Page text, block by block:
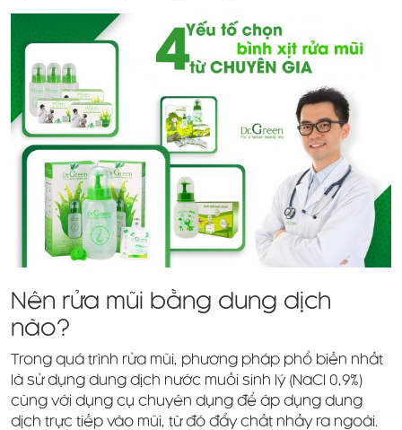
Nên rửa mũi bằng dung dịch
nào?
Trong quá trình rửa mũi, phương pháp phổ biến nhất
là sử dụng dung dịch nước muối sinh lý (NaCl 0,9%)
cùng với dụng cụ chuyên dụng để áp dụng dung
dịch trực tiếp vào mũi, từ đó đẩy chất nhầy ra ngoài.